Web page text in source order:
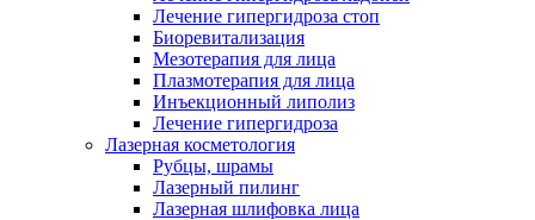
Лечение гипергидроза стоп
Биоревитализация
Мезотерапия для лица
Плазмотерапия для лица
Инъекционный липолиз
Лечение гипергидроза
Лазерная косметология
Рубцы, шрамы
Лазерный пилинг
Лазерная шлифовка лица